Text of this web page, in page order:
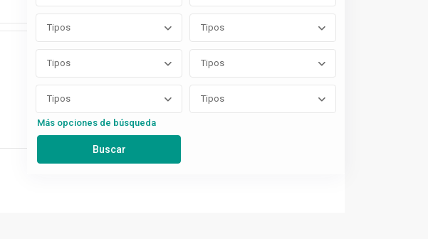
Tipos Tipos
Tipos Tipos
Tipos Tipos
Más opciones de búsqueda